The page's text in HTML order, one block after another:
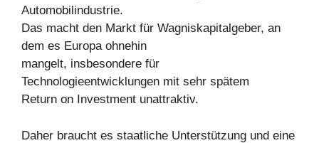
Automobilindustrie.
Das macht den Markt für Wagniskapitalgeber, an
dem es Europa ohnehin
mangelt, insbesondere für
Technologieentwicklungen mit sehr spätem
Return on Investment unattraktiv.
Daher braucht es staatliche Unterstützung und eine